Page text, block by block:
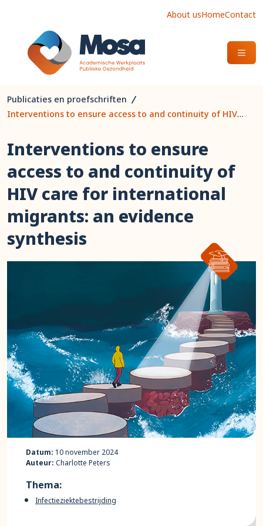
About usHomeContact
OPEN
Publicaties en proefschriften
Interventions to ensure access to and continuity of HIV care for international migrants: an evidence synthesis
Interventions to ensure
access to and continuity of
HIV care for international
migrants: an evidence
synthesis
Datum: 10 november 2024
Auteur: Charlotte Peters
Thema:
Infectieziektebestrijding